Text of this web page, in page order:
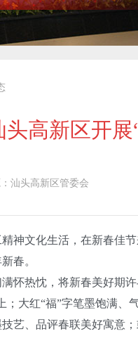
头高新区开
汕头高新区管委会
神文化生活，在新春佳
春。
热忱，将新春美好期许
大红“福”字笔墨饱满、
艺、品评春联美好寓意